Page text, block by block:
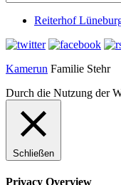
Reiterhof
Kamerun Familie Stehr
Durch die Nutzung der
Schließen
Privacy Overview